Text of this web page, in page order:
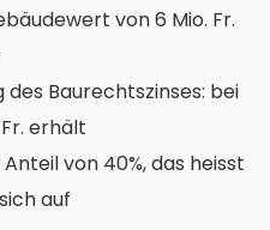
von 6 Mio. Fr.
Baurechtszinses: bei
erhält
von 40%, das heisst
auf